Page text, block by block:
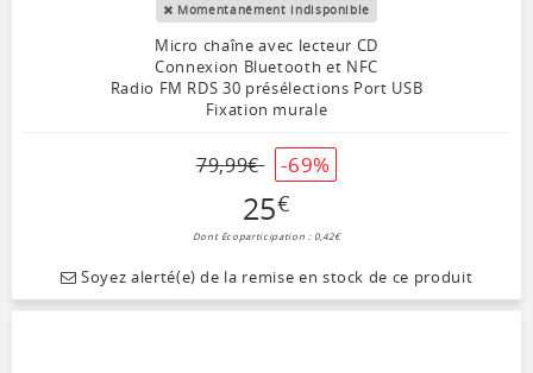
Momentanément indisponible
Micro chaîne avec lecteur CD
Connexion Bluetooth et NFC
Radio FM RDS 30 présélections Port USB
Fixation murale
79,99€ -69%
25€
Dont Ecoparticipation : 0,42€
Soyez alerté(e) de la remise en stock de ce produit